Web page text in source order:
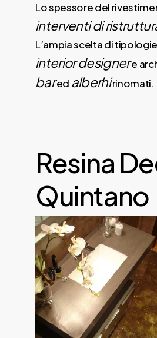
Lo spessore del
interventi di
L’ampia scelta di
interior designere
bared alberhirinomati.
Resina
Quintano